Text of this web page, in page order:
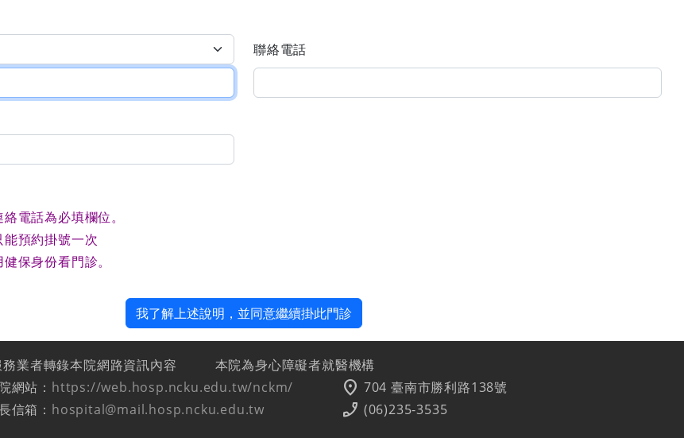
聯絡電話
電話為必填欄位。
預約掛號一次
保身份看門診。
我了解上述說明，並同意繼續掛此門診
業者轉錄本院網路資訊內容
本院為身心障礙者就醫機構
網站： https://web.hosp.ncku.edu.tw/nckm/
信箱： hospital@mail.hosp.ncku.edu.tw
location_on 704 臺南市勝利路138號
phone_enabled (06)235-3535